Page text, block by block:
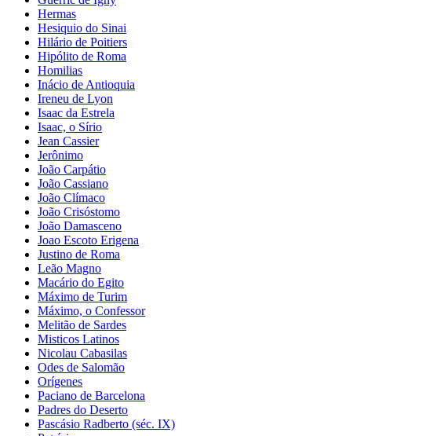
Hermas
Hesiquio do Sinai
Hilário de Poitiers
Hipólito de Roma
Homilias
Inácio de Antioquia
Ireneu de Lyon
Isaac da Estrela
Isaac, o Sírio
Jean Cassier
Jerônimo
João Carpátio
João Cassiano
João Clímaco
João Crisóstomo
João Damasceno
Joao Escoto Erigena
Justino de Roma
Leão Magno
Macário do Egito
Máximo de Turim
Máximo, o Confessor
Melitão de Sardes
Misticos Latinos
Nicolau Cabasilas
Odes de Salomão
Orígenes
Paciano de Barcelona
Padres do Deserto
Pascásio Radberto (séc. IX)